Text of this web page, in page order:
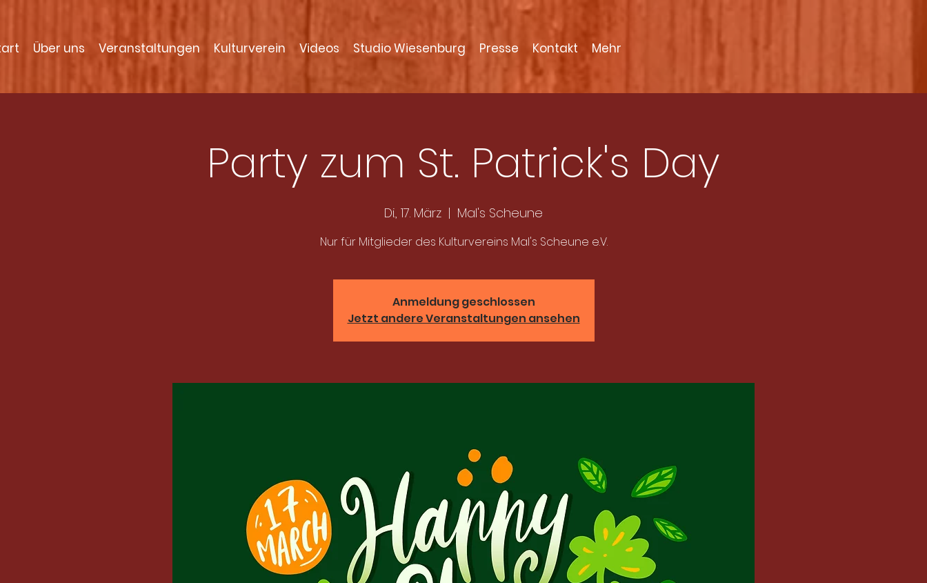
Über uns Veranstaltungen Kulturverein Videos Studio Wiesenburg Presse Kontakt Mehr
Party zum St. Patrick's Day
Di., 17. März
  |
Mal's Scheune
Nur für Mitglieder des Kulturvereins Mal's Scheune e.V.
Anmeldung geschlossen
Jetzt andere Veranstaltungen ansehen